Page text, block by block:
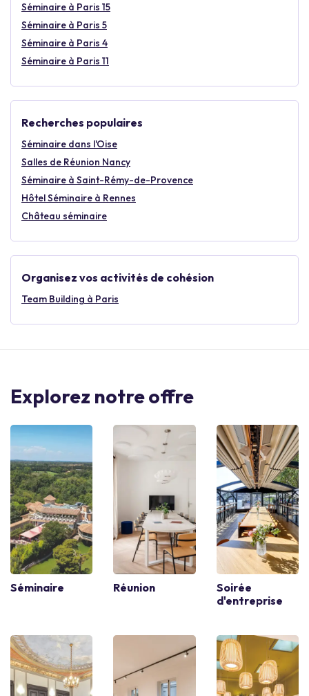
Séminaire à Paris 15
Séminaire à Paris 5
Séminaire à Paris 4
Séminaire à Paris 11
Recherches populaires
Séminaire dans l'Oise
Salles de Réunion Nancy
Séminaire à Saint-Rémy-de-Provence
Hôtel Séminaire à Rennes
Château séminaire
Organisez vos activités de cohésion
Team Building à Paris
Explorez notre offre
Séminaire Réunion
Soirée
d'entreprise